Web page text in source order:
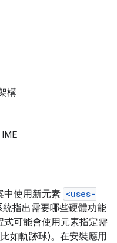
構
中使用新元素 <uses-
統指出需要哪些硬體功能
可能會使用元素指定需
如軌跡球)。在安裝應用